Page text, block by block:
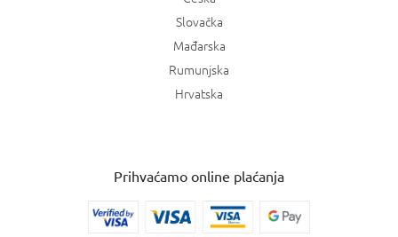
Slovačka
Mađarska
Rumunjska
Hrvatska
Prihvaćamo online plaćanja